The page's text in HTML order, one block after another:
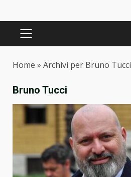
PRIMARY
Home » Archivi per Bruno Tucci
Bruno Tucci